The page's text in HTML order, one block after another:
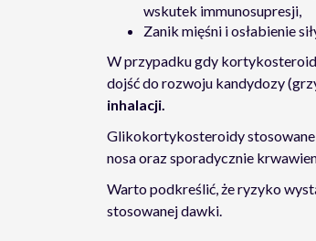
wskutek immunosupresji,
Zanik mięśni i osłabienie
W przypadku gdy
dojść do rozwoju kandydozy
inhalacji.
Glikokortykosteroidy stosowane
nosa oraz sporadycznie
Warto podkreślić, że ryzyko
stosowanej dawki.